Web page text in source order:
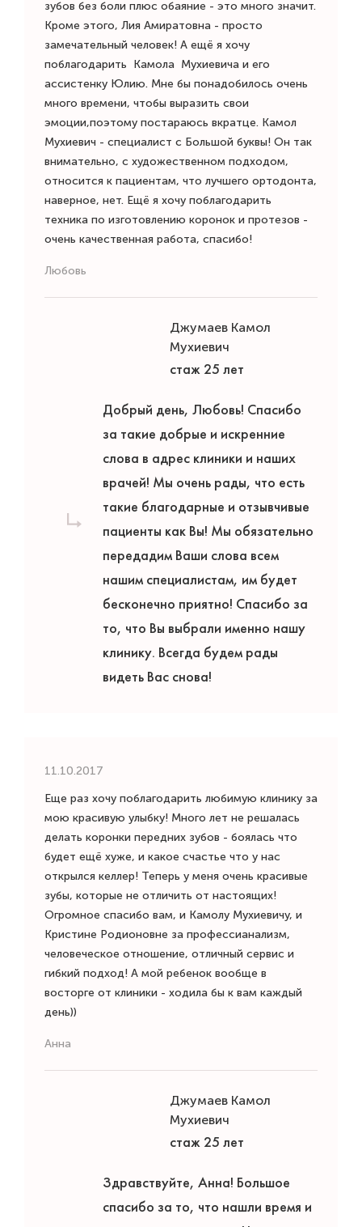
зубов без боли плюс обаяние - это много значит.
Кроме этого, Лия Амиратовна - просто
замечательный человек! А ещё я хочу
поблагодарить Камола Мухиевича и его
ассистенку Юлию. Мне бы понадобилось очень
много времени, чтобы выразить свои
эмоции,поэтому постараюсь вкратце. Камол
Мухиевич - специалист с Большой буквы! Он так
внимательно, с художественном подходом,
относится к пациентам, что лучшего ортодонта,
наверное, нет. Ещё я хочу поблагодарить
техника по изготовлению коронок и протезов -
очень качественная работа, спасибо!
Любовь
Джумаев Камол
Мухиевич
стаж 25 лет
Добрый день, Любовь! Спасибо
за такие добрые и искренние
слова в адрес клиники и наших
врачей! Мы очень рады, что есть
такие благодарные и отзывчивые
пациенты как Вы! Мы обязательно
передадим Ваши слова всем
нашим специалистам, им будет
бесконечно приятно! Спасибо за
то, что Вы выбрали именно нашу
клинику. Всегда будем рады
видеть Вас снова!
11.10.2017
Еще раз хочу поблагодарить любимую клинику за
мою красивую улыбку! Много лет не решалась
делать коронки передних зубов - боялась что
будет ещё хуже, и какое счастье что у нас
открылся келлер! Теперь у меня очень красивые
зубы, которые не отличить от настоящих!
Огромное спасибо вам, и Камолу Мухиевичу, и
Кристине Родионовне за профессианализм,
человеческое отношение, отличный сервис и
гибкий подход! А мой ребенок вообще в
восторге от клиники - ходила бы к вам каждый
день))
Анна
Джумаев Камол
Мухиевич
стаж 25 лет
Здравствуйте, Анна! Большое
спасибо за то, что нашли время и